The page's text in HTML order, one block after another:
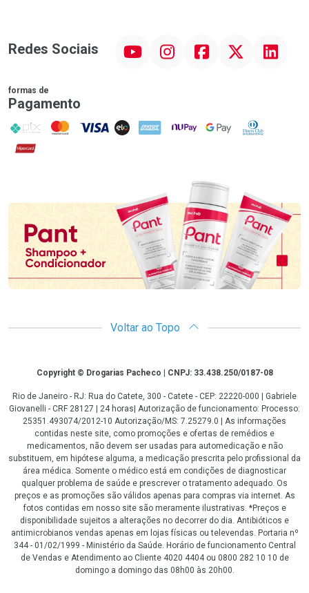
Redes Sociais InstagramFacebookTwitter Linkedin
formas de
Pagamento
PIX MasterCard
VISA ELO AMEX NuPay Google PayDiners Club
Hipercard
Voltar ao Topo
CopyrightCopyright © Drogarias Pacheco | CNPJ: 33.438.250/0187-08
Rio de Janeiro - RJ: Rua do Catete, 300 - Catete - CEP: 22220-000 | Gabriele
Giovanelli - CRF 28127 | 24 horas| Autorização de funcionamento: Processo:
25351.493074/2012-10 Autorização/MS: 7.25279.0 | As informações
contidas neste site, como promoções e ofertas de remédios e
medicamentos, não devem ser usadas para automedicação e não
substituem, em hipótese alguma, a medicação prescrita pelo profissional da
área médica. Somente o médico está em condições de diagnosticar
qualquer problema de saúde e prescrever o tratamento adequado. Os
preços e as promoções são válidos apenas para compras via internet. As
fotos contidas em nosso site são meramente ilustrativas. *Preços e
disponibilidade sujeitos a alterações no decorrer do dia. Antibióticos e
antimicrobianos vendas apenas em lojas físicas ou televendas. Portaria nº
344 - 01/02/1999 - Ministério da Saúde. Horário de funcionamento Central
de Vendas e Atendimento ao Cliente 4020 4404 ou 0800 282 10 10 de
domingo a domingo das 08h00 às 20h00.